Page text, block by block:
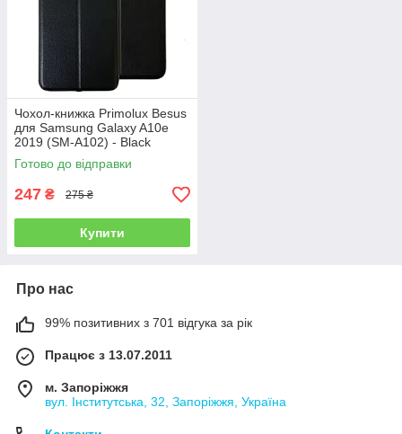
Чохол-книжка Primolux Besus
для Samsung Galaxy A10e
2019 (SM-A102) - Black
Готово до відправки
247 ₴ 275 ₴
Купити
Про нас
99% позитивних з 701 відгука за рік
Працює з 13.07.2011
м. Запоріжжя
вул. Інститутська, 32, Запоріжжя, Україна